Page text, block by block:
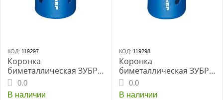
КОД: 119297
Коронка
биметаллическая ЗУБР,
d-40мм, глубина
сверления до 38 мм,
0.0
В наличии
КОД: 119298
Коронка
биметаллическая ЗУБР,
d-44мм, глубина
сверления до 38 мм,
0.0
В наличии